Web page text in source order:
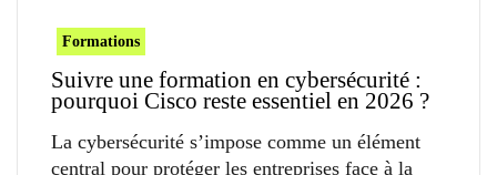
Formations
Suivre une formation en cybersécurité :
pourquoi Cisco reste essentiel en 2026 ?
La cybersécurité s’impose comme un élément
central pour protéger les entreprises face à la